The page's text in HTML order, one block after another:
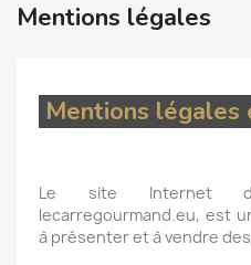
Mentions légales
Mentions légales
Le site Internet
lecarregourmand.eu, est
à présenter et à vendre